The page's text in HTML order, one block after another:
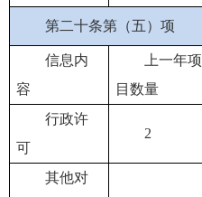
第二十条第（五）项
信息内
容
上一年项
目数量
行政许
可
2
其他对